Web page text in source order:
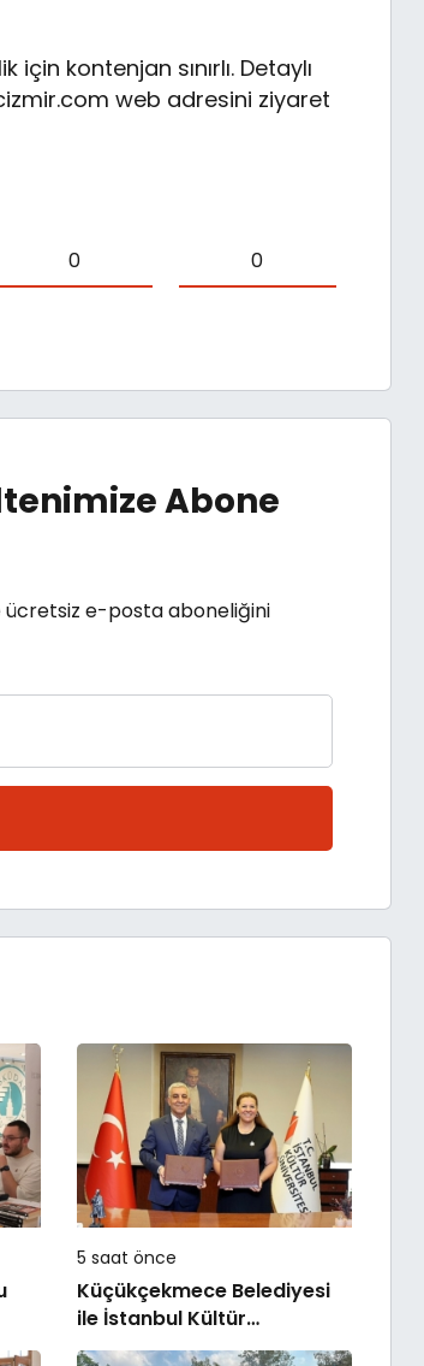
kontenjan sınırlı. Detaylı
web adresini ziyaret
0 0
Abone
ücretsiz e-posta aboneliğini
5 saat önce
Küçükçekmece Belediyesi
ile İstanbul Kültür
Üniversitesi Arasında